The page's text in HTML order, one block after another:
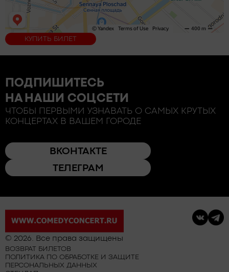
< КУПИТЬ БИЛЕТ
ПОДПИШИТЕСЬ
НА НАШИ СОЦСЕТИ
ЧТОБЫ ПЕРВЫМИ УЗНАВАТЬ О САМЫХ КРУТЫХ
КОНЦЕРТАХ В ВАШЕМ ГОРОДЕ
ВКОНТАКТЕ
ТЕЛЕГРАМ
© 2026. Все права защищены
ВОЗВРАТ БИЛЕТОВ
ПОЛИТИКА ПО ОБРАБОТКЕ И ЗАЩИТЕ
ПЕРСОНАЛЬНЫХ ДАННЫХ